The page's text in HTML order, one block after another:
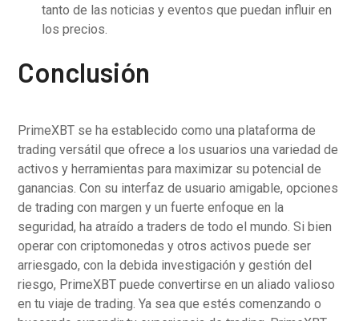
tanto de las noticias y eventos que puedan influir en
los precios.
Conclusión
PrimeXBT se ha establecido como una plataforma de
trading versátil que ofrece a los usuarios una variedad de
activos y herramientas para maximizar su potencial de
ganancias. Con su interfaz de usuario amigable, opciones
de trading con margen y un fuerte enfoque en la
seguridad, ha atraído a traders de todo el mundo. Si bien
operar con criptomonedas y otros activos puede ser
arriesgado, con la debida investigación y gestión del
riesgo, PrimeXBT puede convertirse en un aliado valioso
en tu viaje de trading. Ya sea que estés comenzando o